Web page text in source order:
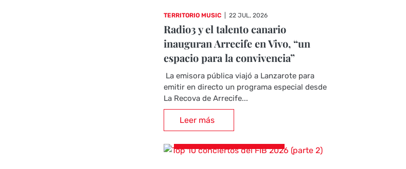
TERRITORIO MUSIC 22 JUL, 2026
Radio3 y el talento canario
inauguran Arrecife en Vivo, “un
espacio para la convivencia”
La emisora pública viajó a Lanzarote para
emitir en directo un programa especial desde
La Recova de Arrecife...
Leer más